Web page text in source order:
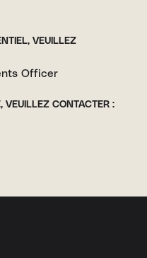
VEUILLEZ
Officer
VEUILLEZ CONTACTER :